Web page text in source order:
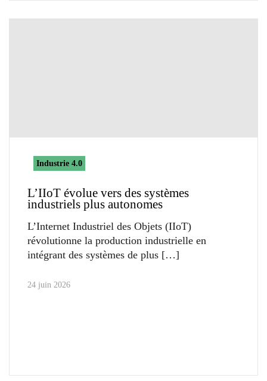
Industrie 4.0
L’IIoT évolue vers des systèmes
industriels plus autonomes
L’Internet Industriel des Objets (IIoT)
révolutionne la production industrielle en
intégrant des systèmes de plus
24 juin 2026